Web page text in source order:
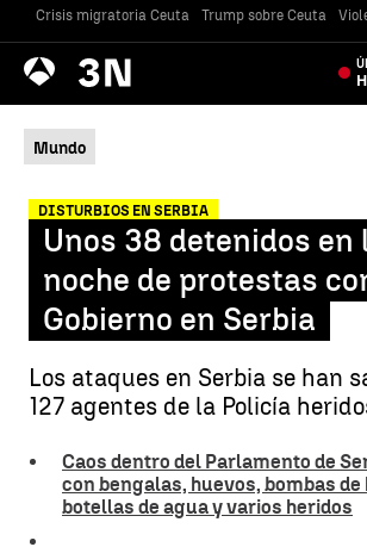
Crisis migratoria Ceuta Trump sobre Ceuta
Antena
3 Noticias
Mundo
DISTURBIOS EN SERBIA
Unos 38 detenidos
noche de protestas
Gobierno en Serbia
Los ataques en Serbia se han
127 agentes de la Policía
Caos dentro del Parlamento de
con bengalas, huevos, bombas de
botellas de agua y varios heridos